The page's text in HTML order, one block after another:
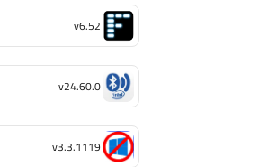
v6.52
v24.60.0
v3.3.1119